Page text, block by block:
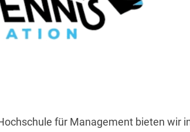
für Management bieten wir